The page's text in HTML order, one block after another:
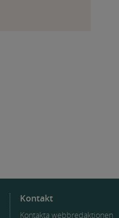
Kontakt
Kontakta webbredaktionen